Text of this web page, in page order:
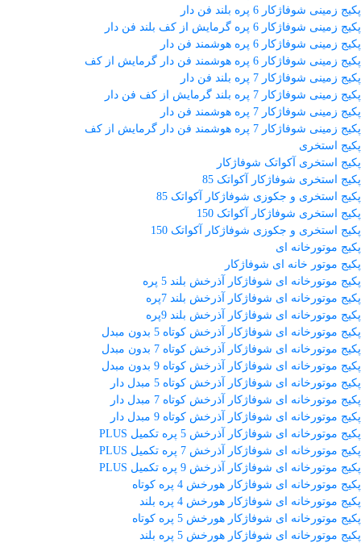
پکیج زمینی شوفاژکار 6 پره بلند فن دار
پکیج زمینی شوفاژکار 6 پره گرمایش از کف بلند فن دار
پکیج زمینی شوفاژکار 6 پره هوشمند فن دار
پکیج زمینی شوفاژکار 6 پره هوشمند فن دار گرمایش از کف
پکیج زمینی شوفاژکار 7 پره بلند فن دار
پکیج زمینی شوفاژکار 7 پره بلند گرمایش از کف فن دار
پکیج زمینی شوفاژکار 7 پره هوشمند فن دار
پکیج زمینی شوفاژکار 7 پره هوشمند فن دار گرمایش از کف
پکیج استخری
پکیج استخری آکواتک شوفاژکار
پکیج استخری شوفاژکار آکواتک 85
پکیج استخری و جکوزی شوفاژکار آکواتک 85
پکیج استخری شوفاژکار آکواتک 150
پکیج استخری و جکوزی شوفاژکار آکواتک 150
پکیج موتورخانه ای
پکیج موتور خانه ای شوفاژکار
پکیج موتورخانه ای شوفاژکار آذرخش بلند 5 پره
پکیج موتورخانه ای شوفاژکار آذرخش بلند 7پره
پکیج موتورخانه ای شوفاژکار آذرخش بلند 9پره
پکیج موتورخانه ای شوفاژکار آذرخش کوتاه 5 بدون مبدل
پکیج موتورخانه ای شوفاژکار آذرخش کوتاه 7 بدون مبدل
پکیج موتورخانه ای شوفاژکار آذرخش کوتاه 9 بدون مبدل
پکیج موتورخانه ای شوفاژکار آذرخش کوتاه 5 مبدل دار
پکیج موتورخانه ای شوفاژکار آذرخش کوتاه 7 مبدل دار
پکیج موتورخانه ای شوفاژکار آذرخش کوتاه 9 مبدل دار
پکیج موتورخانه ای شوفاژکار آذرخش 5 پره تکمیل PLUS
پکیج موتورخانه ای شوفاژکار آذرخش 7 پره تکمیل PLUS
پکیج موتورخانه ای شوفاژکار آذرخش 9 پره تکمیل PLUS
پکیج موتورخانه ای شوفاژکار هورخش 4 پره کوتاه
پکیج موتورخانه ای شوفاژکار هورخش 4 پره بلند
پکیج موتورخانه ای شوفاژکار هورخش 5 پره کوتاه
پکیج موتورخانه ای شوفاژکار هورخش 5 پره بلند